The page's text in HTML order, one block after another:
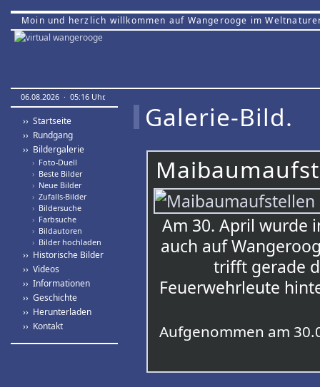
Moin und herzlich willkommen auf Wangerooge im
06.08.2026 · 05:16 Uhr.
›› Startseite
›› Rundgang
›› Bildergalerie
› Foto-Duell
› Beste Bilder
› Neue Bilder
› Zufalls-Bilder
› Bildersuche
› Farbsuche
› Bildautoren
› Bilder hochladen
›› Historische Bilder
›› Videos
›› Informationen
›› Geschichte
›› Herunterladen
›› Kontakt
Galerie-Bild.
Am 30. April wurde
auch auf
trifft gerade
Feuerwehrleute
Aufgenommen am